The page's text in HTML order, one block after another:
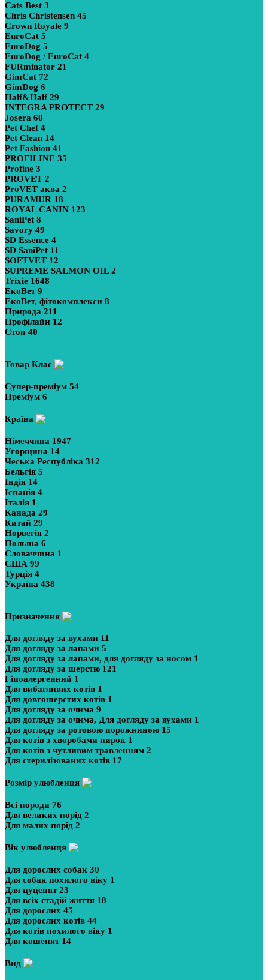
Cats Best 3
Chris Christensen 45
Crown Royale 9
EuroCat 5
EuroDog 5
EuroDog / EuroCat 4
FURminator 21
GimCat 72
GimDog 6
Half&Half 29
INTEGRA PROTECT 29
Josera 60
Pet Chef 4
Pet Clean 14
Pet Fashion 41
PROFILINE 35
Profine 3
PROVET 2
ProVET аква 2
PURAMUR 18
ROYAL CANIN 123
SaniPet 8
Savory 49
SD Essence 4
SD SaniPet 11
SOFTVET 12
SUPREME SALMON OIL2
Trixie 1648
ЕкоВет9
ЕкоВет, фітокомплекси 8
Природа 211
Профілайн 12
Стоп 40
Товар Клас
Супер-преміум 54
Преміум 6
Країна
Німеччина 1947
Угорщина 14
Чеська Республіка 312
Бельгія 5
Індія 14
Іспанія 4
Італія 1
Канада 29
Китай 29
Норвегія 2
Польша 6
Словаччина 1
США 99
Турція 4
Україна 438
Призначення
Для догляду за вухами 11
Для догляду за лапами 5
Для догляду за лапами, для догляду за носом 1
Для догляду за шерстю 121
Гіпоалергенний 1
Для вибагливих котів 1
Для довгошерстих котів 1
Для догляду за очима 9
Для догляду за очима, Для догляду за вухами 1
Для догляду за ротовою порожниною 15
Для котів з хворобами нирок 1
Для котів з чутливим травленням 2
Для стерилізованих котів 17
Розмір улюбленця
Всі породи 76
Для великих порід 2
Для малих порід 2
Вік улюбленця
Для дорослих собак 30
Для собак похилого віку 1
Для цуценят23
Для всіх стадій життя 18
Для дорослих 45
Для дорослих котів 44
Для котів похилого віку 1
Для кошенят 14
Вид